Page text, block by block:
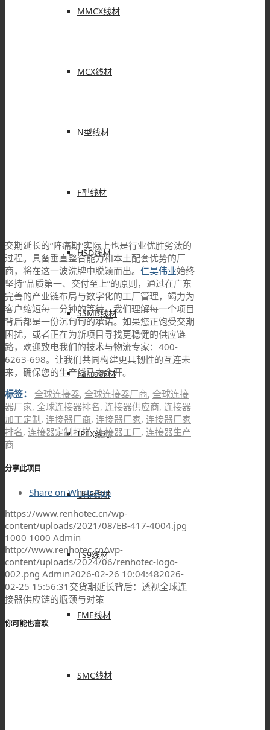
MMCX线材
MCX线材
N型线材
F型线材
HSD线材
SSMB线材
Fakra线材
IPEX线缆
UHF线材
TS9线材
FME线材
SMC线材
交期延长的“阵痛期”实际上也是行业优胜劣汰的
过程。具备垂直整合能力和本土配套优势的厂
商，将在这一波洗牌中脱颖而出。 仁昊伟业始终
坚持“品质第一、交付至上”的原则，通过在广东
完善的产业链布局与数字化的工厂管理，竭力为
客户缩短每一分钟的等待。我们理解每一个项目
背后都是一份沉甸甸的承诺。如果您正饱受交期
困扰，或者正在为新项目寻找更稳健的供应链
路，欢迎致电我们的技术与物流专家：400-
6263-698。让我们共同构建更具韧性的互连未
来，确保您的生产线马力全开。
标签：
全球连接器, 全球连接器厂商, 全球连接
器厂家, 全球连接器排名, 连接器供应商, 连接器
加工定制, 连接器厂商, 连接器厂家, 连接器厂家
排名, 连接器定制打样,连接器工厂, 连接器生产
商
分享此项目
Share on WhatsApp
https://www.renhotec.cn/wp-
content/uploads/2021/08/EB-417-4004.jpg
1000 1000 Admin
http://www.renhotec.cn/wp-
content/uploads/2024/06/renhotec-logo-
002.png Admin2026-02-26 10:04:482026-
02-25 15:56:31 交货期延长背后：透视全球连
接器供应链的瓶颈与对策
你可能也喜欢